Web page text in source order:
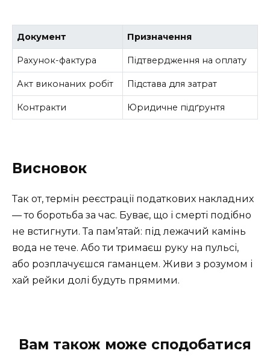
Документ Призначення
Рахунок-фактура Підтвердження на оплату
Акт виконаних робіт Підстава для затрат
Контракти Юридичне підґрунтя
Висновок
Так от, термін реєстрації податкових накладних
— то боротьба за час. Буває, що і смерті подібно
не встигнути. Та пам’ятай: під лежачий камінь
вода не тече. Або ти тримаєш руку на пульсі,
або розплачуєшся гаманцем. Живи з розумом і
хай рейки долі будуть прямими.
Вам також може сподобатися